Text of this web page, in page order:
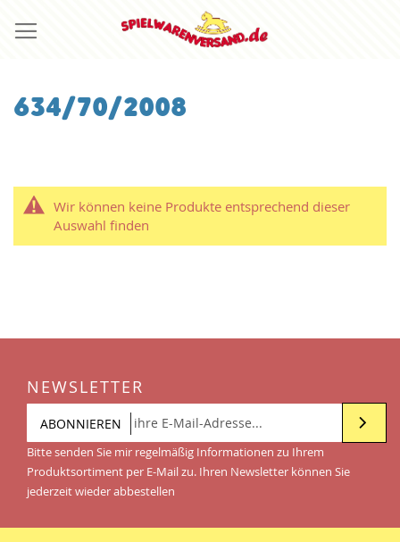
zum
Inhalt
634/70/2008
Wir können keine Produkte entsprechend dieser
Auswahl finden
NEWSLETTER
ABONNIEREN
Bitte senden Sie mir regelmäßig Informationen zu Ihrem
Produktsortiment per E-Mail zu. Ihren Newsletter können Sie
jederzeit wieder abbestellen